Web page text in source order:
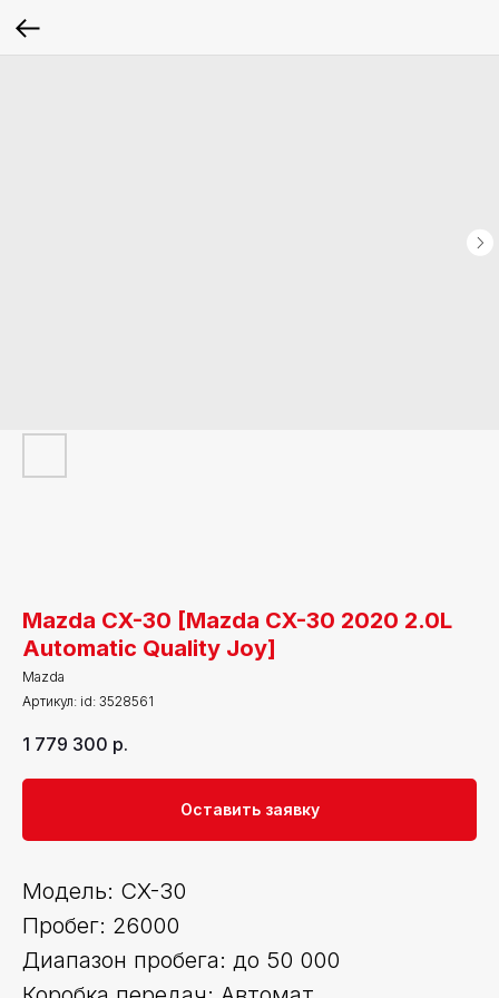
Mazda CX-30 [Mazda CX-30 2020 2.0L
Automatic Quality Joy]
Mazda
Артикул: id: 3528561
1 779 300 р.
Оставить заявку
Модель: CX-30
Пробег: 26000
Диапазон пробега: до 50 000